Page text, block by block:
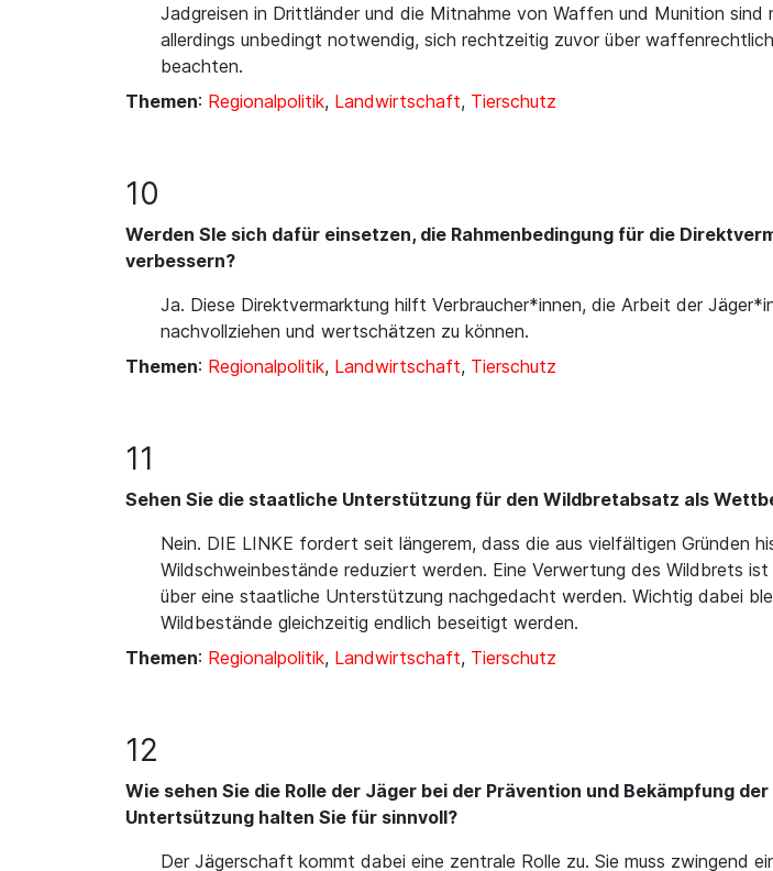
Jadgreisen in Drittländer und die Mitnahme von Waffen und Munition
allerdings unbedingt notwendig, sich rechtzeitig zuvor über
beachten.
Themen: Regionalpolitik, Landwirtschaft, Tierschutz
10
Werden SIe sich dafür einsetzen, die Rahmenbedingung für die
verbessern?
Ja. Diese Direktvermarktung hilft Verbraucher*innen, die Arbeit der
nachvollziehen und wertschätzen zu können.
Themen: Regionalpolitik, Landwirtschaft, Tierschutz
11
Sehen Sie die staatliche Unterstützung für den Wildbretabsatz als
Nein. DIE LINKE fordert seit längerem, dass die aus vielfältigen Gründen
Wildschweinbestände reduziert werden. Eine Verwertung des Wildbrets
über eine staatliche Unterstützung nachgedacht werden. Wichtig dabei
Wildbestände gleichzeitig endlich beseitigt werden.
Themen: Regionalpolitik, Landwirtschaft, Tierschutz
12
Wie sehen Sie die Rolle der Jäger bei der Prävention und Bekämpfung
Untertsützung halten Sie für sinnvoll?
Der Jägerschaft kommt dabei eine zentrale Rolle zu. Sie muss zwingend